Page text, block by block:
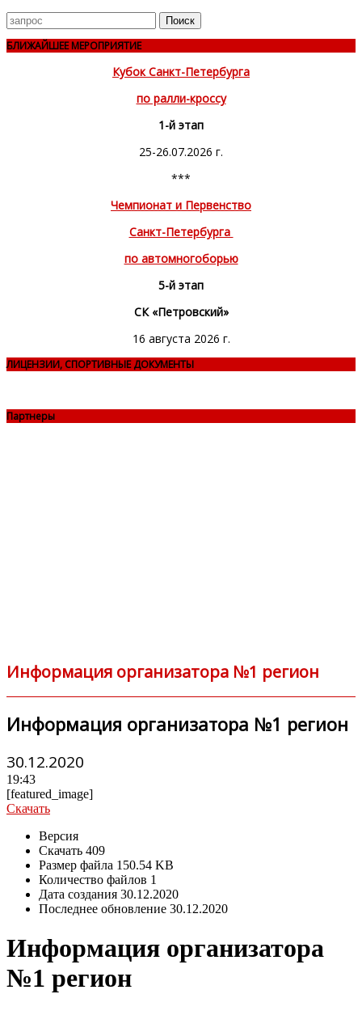
Поиск
для
БЛИЖАЙШЕЕ МЕРОПРИЯТИЕ
Кубок Санкт-Петербурга
по ралли-кроссу
1-й этап
25-26.07.2026 г.
***
Чемпионат и Первенство
Санкт-Петербурга
по автомногоборью
5-й этап
СК «Петровский»
16 августа 2026 г.
ЛИЦЕНЗИИ, СПОРТИВНЫЕ ДОКУМЕНТЫ
Партнеры
Информация организатора №1 регион
Информация организатора №1 регион
30.12.2020
19:43
[featured_image]
Скачать
Версия
Скачать 409
Размер файла 150.54 KB
Количество файлов 1
Дата создания 30.12.2020
Последнее обновление 30.12.2020
Информация организатора
№1 регион